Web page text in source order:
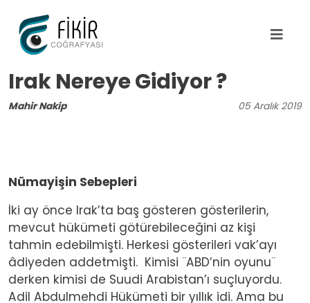
Irak Nereye Gidiyor ?
Mahir Nakip 05 Aralık 2019
Nümayişin Sebepleri
İki ay önce Irak’ta baş gösteren gösterilerin,
mevcut hükümeti götürebileceğini az kişi
tahmin edebilmişti. Herkesi gösterileri vak’ayı
âdiyeden addetmişti. Kimisi ¨ABD’nin oyunu¨
derken kimisi de Suudi Arabistan’ı suçluyordu.
Adil Abdulmehdi Hükümeti bir yıllık idi. Ama bu